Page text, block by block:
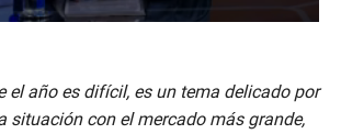
el año es difícil, es un tema delicado por
situación con el mercado más grande,